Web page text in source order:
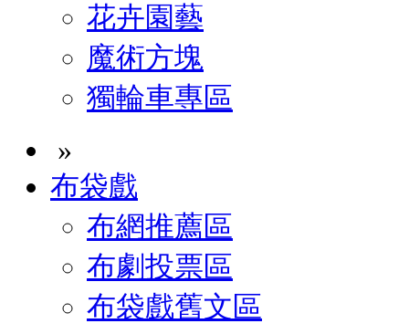
花卉園藝
魔術方塊
獨輪車專區
»
布袋戲
布網推薦區
布劇投票區
布袋戲舊文區